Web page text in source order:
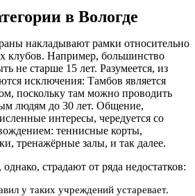
в Вологде
накладывают рамки относительно
клубов. Например, большинство
не старше 15 лет. Разумеется, из
исключения: Тамбов является
поскольку там можно проводить
людям до 30 лет. Общение,
интересы, чередуется со
теннисные корты,
тренажёрные залы, и так далее.
страдают от ряда недостатков:
у таких учреждений устаревает.